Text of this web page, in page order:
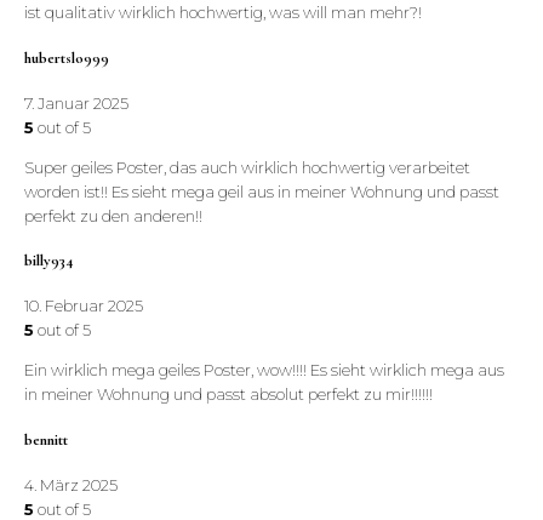
ist qualitativ wirklich hochwertig, was will man mehr?!
hubertslo999
7. Januar 2025
5 out of 5
Super geiles Poster, das auch wirklich hochwertig verarbeitet
worden ist!! Es sieht mega geil aus in meiner Wohnung und passt
perfekt zu den anderen!!
billy934
10. Februar 2025
5 out of 5
Ein wirklich mega geiles Poster, wow!!!! Es sieht wirklich mega aus
in meiner Wohnung und passt absolut perfekt zu mir!!!!!!
bennitt
4. März 2025
5 out of 5